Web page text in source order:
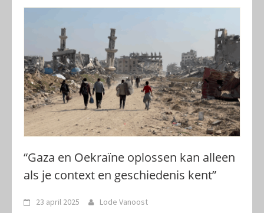
“Gaza en Oekraïne oplossen kan alleen
als je context en geschiedenis kent”
23 april 2025 Lode Vanoost